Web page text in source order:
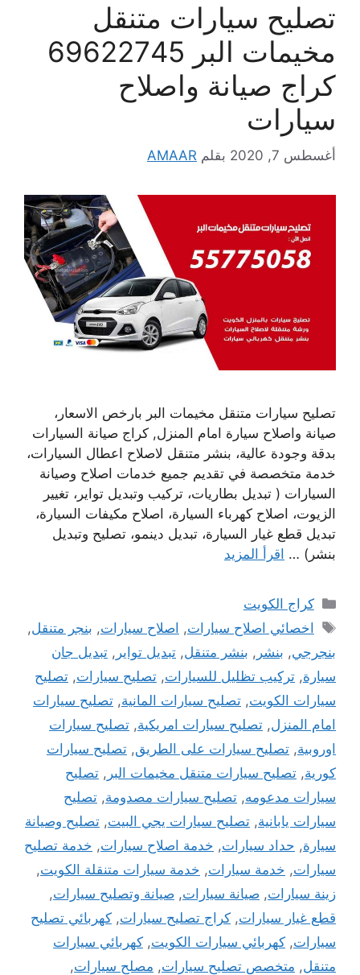
تصليح سيارات متنقل
مخيمات البر 69622745
كراج صيانة واصلاح
سيارات
أغسطس 7, 2020 بقلم AMAAR
تصليح سيارات متنقل مخيمات البر بارخص الاسعار،
صيانة واصلاح سيارة امام المنزل, كراج صيانة السيارات
بدقة وجودة عالية، بنشر متنقل لاصلاح اعطال السيارات،
خدمة متخصصة في تقديم جميع خدمات اصلاح وصيانة
السيارات ( تبديل بطاريات، تركيب وتبديل تواير، تغيير
الزيوت، اصلاح كهرباء السيارة، اصلاح مكيفات السيارة،
تبديل قطع غيار السيارة، تبديل دينمو، تصليح وتبديل
بنشر) … اقرأ المزيد
التصنيفات
كراج الكويت
الوسوم
اخصائي اصلاح سيارات, اصلاح سيارات, بنجر متنقل,
بنجرجي, بنشر , بنشر متنقل, تبديل تواير , تبديل جان
سيارة, تركيب تظليل للسيارات, تصليح سيارات, تصليح
سيارات الكويت, تصليح سيارات المانية, تصليح سيارات
امام المنزل, تصليح سيارات امريكية, تصليح سيارات
اوروبية, تصليح سيارات على الطريق, تصليح سيارات
كورية, تصليح سيارات متنقل مخيمات البر , تصليح
سيارات مدعومه, تصليح سيارات مصدومة, تصليح
سيارات يابانية, تصليح سيارات يجي البيت, تصليح وصيانة
سيارة, حداد سيارات, خدمة اصلاح سيارات, خدمة تصليح
سيارات, خدمة سيارات, خدمة سيارات متنقلة الكويت,
زينة سيارات, صيانة سيارات, صيانة وتصليح سيارات,
قطع غيار سيارات, كراج تصليح سيارات, كهربائي تصليح
سيارات, كهربائي سيارات الكويت, كهربائي سيارات
متنقل, متخصص تصليح سيارات, مصلح سيارات,